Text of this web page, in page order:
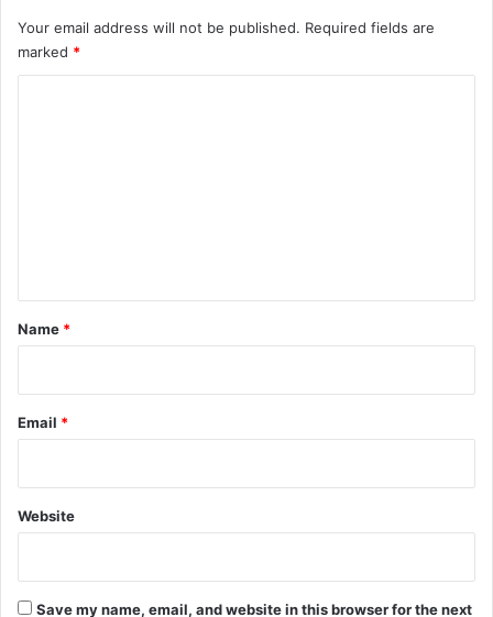
Your email address will not be published. Required fields are
marked *
*
Name *
Email *
Website
Save my name, email, and website in this browser for the next